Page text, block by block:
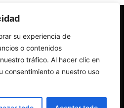
su experiencia de
o contenidos
tráfico. Al hacer clic en
consentimiento a nuestro uso
católica y la sociedad